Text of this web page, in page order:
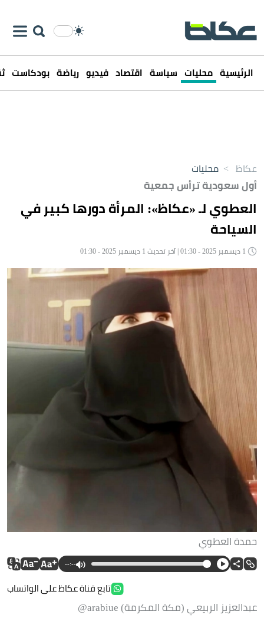
الرئيسية محليات سياسة اقتصاد فيديو رياضة بودكاست
عكاظ > محليات
أول سعودية ترأس جمعية
العطوي لـ «عكاظ»: المرأة دورها كبير في
السياحة
حمدة العطوي
--:--
تابع قناة عكاظ على الواتساب
عبدالعزيز الربيعي (مكة المكرمة) arabiue@